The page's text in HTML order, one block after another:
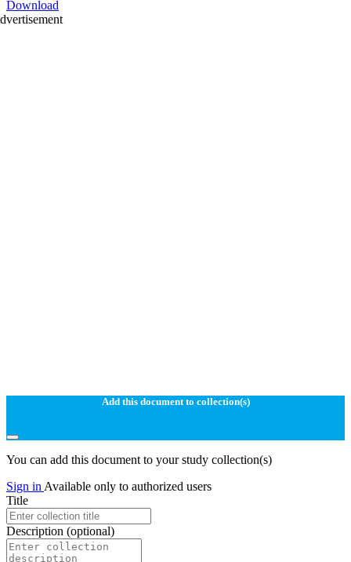
Download
Add this document to collection(s)
You can add this document to your study collection(s)
Sign in Available only to authorized users
Title
Description (optional)